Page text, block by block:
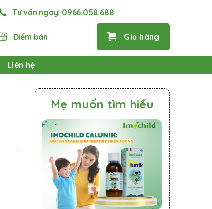
Tư vấn ngay: 0966.058.688
Điểm bán Giỏ hàng
Liên hệ
Mẹ muốn tìm hiểu